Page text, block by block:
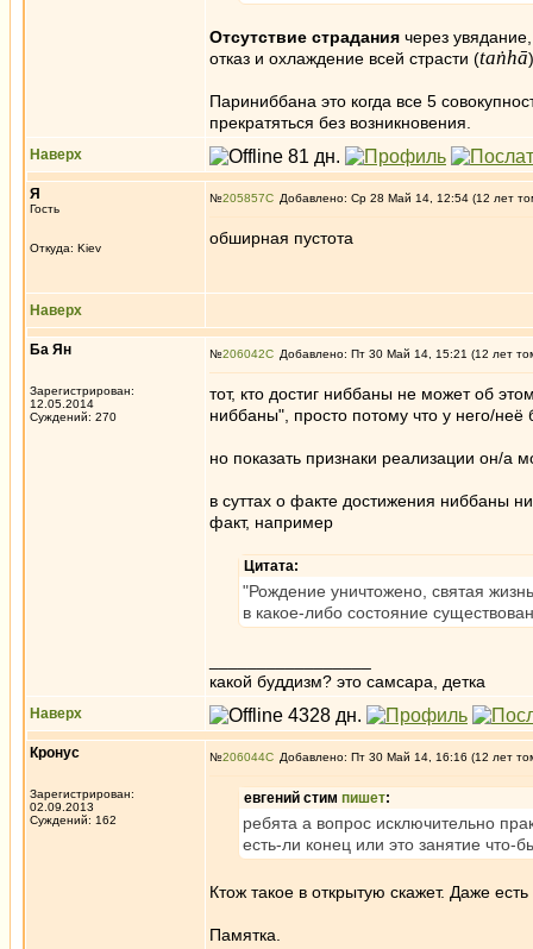
Отсутствие страдания через
отказ и охлаждение всей страсти (taṅhā
Париниббана это когда все 5
прекратяться без возникновения.
Наверх
Я
Гость
Откуда: Kiev
№205857 Добавлено: Ср 28 Май 14, 12:54 (12 лет
обширная пустота
Наверх
Ба Ян
Зарегистрирован:
12.05.2014
Суждений: 270
№206042 Добавлено: Пт 30 Май 14, 15:21 (12 лет
тот, кто достиг ниббаны не может об
ниббаны", просто потому что у него/неё
но показать признаки реализации он/а
в суттах о факте достижения ниббаны
факт, например
Цитата:
"Рождение уничтожено, святая
в какое-либо состояние
какой буддизм? это самсара, детка
Наверх
Кронус
Зарегистрирован:
02.09.2013
Суждений: 162
№206044 Добавлено: Пт 30 Май 14, 16:16 (12 лет
евгений стим пишет:
ребята а вопрос исключительно
есть-ли конец или это занятие что-
Ктож такое в открытую скажет. Даже
Памятка.